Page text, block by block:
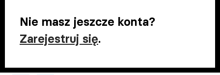
Nie masz jeszcze konta?
Zarejestruj się.